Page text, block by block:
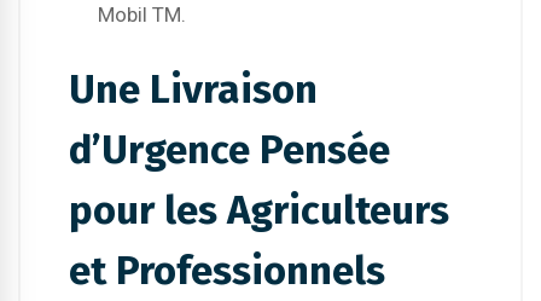
Mobil TM.
Une Livraison
d’Urgence Pensée
pour les Agriculteurs
et Professionnels